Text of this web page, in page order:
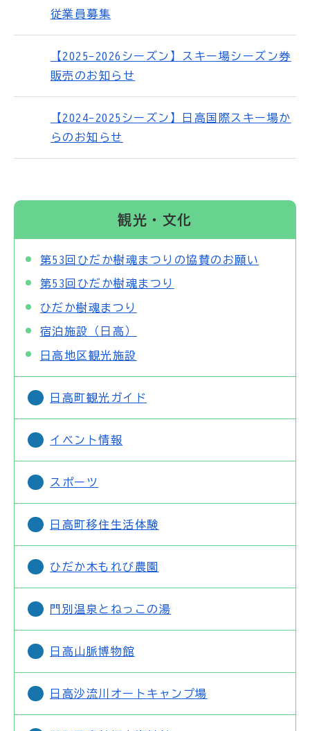
従業員募集
【2025-2026シーズン】スキー場シーズン券
販売のお知らせ
【2024-2025シーズン】日高国際スキー場か
らのお知らせ
観光・文化
第53回ひだか樹魂まつりの協賛のお願い
第53回ひだか樹魂まつり
ひだか樹魂まつり
宿泊施設（日高）
日高地区観光施設
日高町観光ガイド
イベント情報
スポーツ
日高町移住生活体験
ひだか木もれび農園
門別温泉とねっこの湯
日高山脈博物館
日高沙流川オートキャンプ場